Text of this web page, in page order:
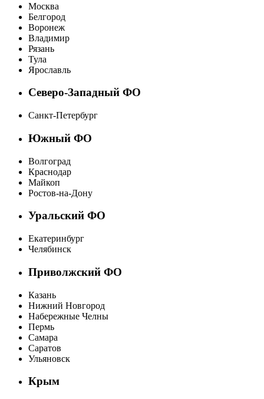
Москва
Белгород
Воронеж
Владимир
Рязань
Тула
Ярославль
Северо-Западный ФО
Санкт-Петербург
Южный ФО
Волгоград
Краснодар
Майкоп
Ростов-на-Дону
Уральский ФО
Екатеринбург
Челябинск
Приволжский ФО
Казань
Нижний Новгород
Набережные Челны
Пермь
Самара
Саратов
Ульяновск
Крым